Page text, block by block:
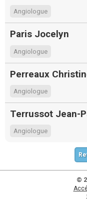
Angiologue
Paris Jocelyn
Angiologue
Perreaux
Angiologue
Terrussot Jean-
Angiologue
©